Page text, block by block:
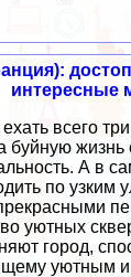
интересные
всего
буйную
А в
по узким
уютных
город,
уютным